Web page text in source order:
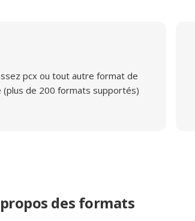
pcx ou tout autre format de
(plus de 200 formats supportés)
des formats